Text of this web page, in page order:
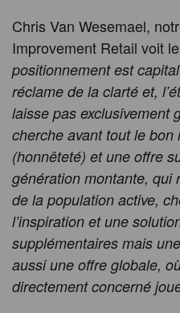
Chris Van Wesemael,
Improvement Retail voit
positionnement est
réclame de la clarté et,
laisse pas exclusivement
cherche avant tout le
(honnêteté) et une offre
génération montante, qui
de la population active,
l’inspiration et une
supplémentaires mais
aussi une offre globale,
directement concerné